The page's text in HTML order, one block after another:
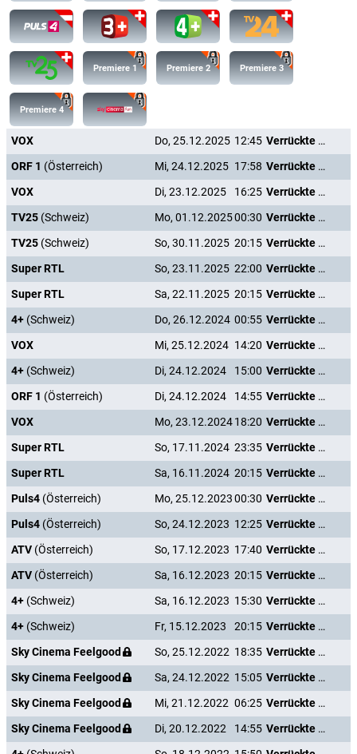
Premiere 1 Premiere 2 Premiere 3
Premiere 4
VOX Do, 25.12.2025 12:45
Verrückte Weihnachten
ORF 1 (Österreich) Mi, 24.12.2025 17:58
Verrückte Weihnachten
VOX
Di, 23.12.2025 16:25
Verrückte Weihnachten
TV25 (Schweiz) Mo, 01.12.202500:30
Verrückte Weihnachten
TV25 (Schweiz) So, 30.11.2025 20:15
Verrückte Weihnachten
Super RTL
So, 23.11.2025 22:00
Verrückte Weihnachten
Super RTL
Sa, 22.11.2025 20:15
Verrückte Weihnachten
4+ (Schweiz) Do, 26.12.2024 00:55
Verrückte Weihnachten
VOX
Mi, 25.12.2024 14:20
Verrückte Weihnachten
4+ (Schweiz) Di, 24.12.2024 15:00
Verrückte Weihnachten
ORF 1 (Österreich) Di, 24.12.2024 14:55
Verrückte Weihnachten
VOX
Mo, 23.12.202418:20
Verrückte Weihnachten
Super RTL
So, 17.11.2024 23:35
Verrückte Weihnachten
Super RTL
Sa, 16.11.2024 20:15
Verrückte Weihnachten
Puls4 (Österreich) Mo, 25.12.202300:30
Verrückte Weihnachten
Puls4 (Österreich) So, 24.12.2023 12:25
Verrückte Weihnachten
ATV (Österreich) So, 17.12.2023 17:40
Verrückte Weihnachten
ATV (Österreich) Sa, 16.12.2023 20:15
Verrückte Weihnachten
4+ (Schweiz) Sa, 16.12.2023 15:30
Verrückte Weihnachten
4+ (Schweiz) Fr, 15.12.2023 20:15
Verrückte Weihnachten
Sky Cinema Feelgood
So, 25.12.2022 18:35
Verrückte Weihnachten
Sky Cinema Feelgood
Sa, 24.12.2022 15:05
Verrückte Weihnachten
Sky Cinema Feelgood
Mi, 21.12.2022 06:25
Verrückte Weihnachten
Sky Cinema Feelgood
Di, 20.12.2022 14:55
Verrückte Weihnachten